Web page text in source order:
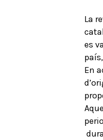
La
es
En